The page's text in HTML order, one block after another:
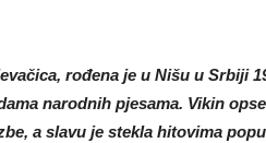
rođena je u Nišu u Srbiji
narodnih pjesama. Vikin
a slavu je stekla hitovima